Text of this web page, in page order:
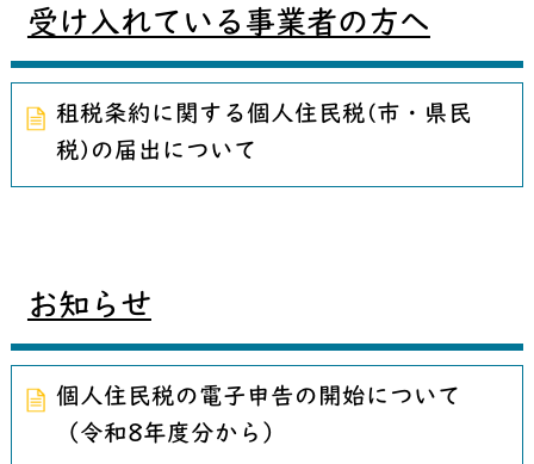
受け入れている事業者の方へ
租税条約に関する個人住民税(市・県民
税)の届出について
お知らせ
個人住民税の電子申告の開始について
（令和8年度分から）